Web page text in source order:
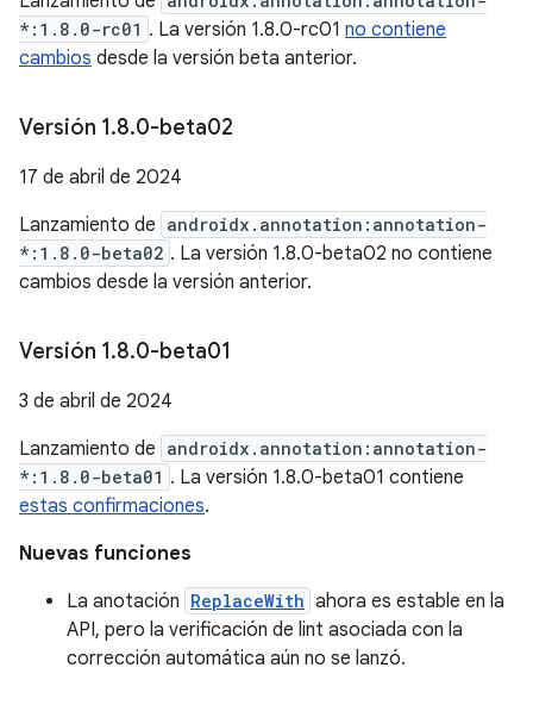
*:1.8.0-rc01 . La versión 1.8.0-rc01 no contiene
cambios desde la versión beta anterior.
Versión 1.8.0-beta02
17 de abril de 2024
Lanzamiento de androidx.annotation:annotation-
*:1.8.0-beta02 . La versión 1.8.0-beta02 no contiene
cambios desde la versión anterior.
Versión 1.8.0-beta01
3 de abril de 2024
Lanzamiento de androidx.annotation:annotation-
*:1.8.0-beta01 . La versión 1.8.0-beta01 contiene
estas confirmaciones.
Nuevas funciones
La anotación ReplaceWith ahora es estable en la
API, pero la verificación de lint asociada con la
corrección automática aún no se lanzó.